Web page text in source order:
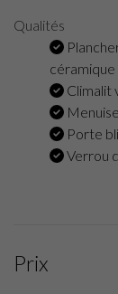
Qualités
céramique
Climalit
Porte
Verrou
Prix